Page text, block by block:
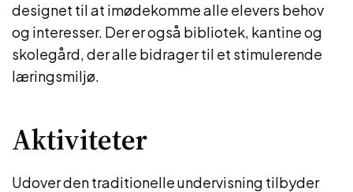
designet til at imødekomme alle elevers behov
og interesser. Der er også bibliotek, kantine og
skolegård, der alle bidrager til et stimulerende
læringsmiljø.
Aktiviteter
Udover den traditionelle undervisning tilbyder